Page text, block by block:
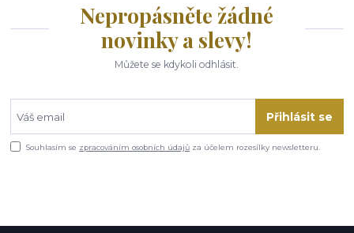
Nepropásněte žádné
novinky a slevy!
Můžete se kdykoli odhlásit.
Přihlásit se
Souhlasím se zpracováním osobních údajů za účelem rozesílky newsletteru.